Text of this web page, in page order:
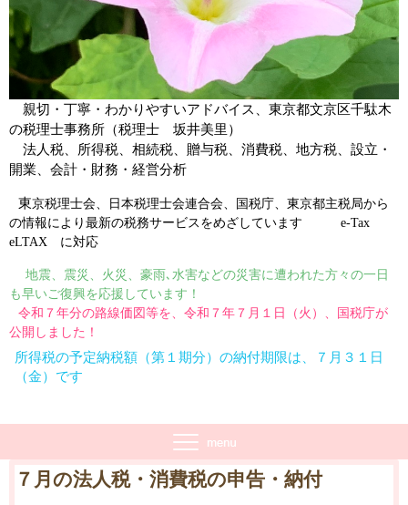
親切・丁寧・わかりやすいアドバイス、東京都文京区千駄木
の税理士事務所（税理士 坂井美里 ）
法人税、所得税、相続税、贈与税、消費税、地方税、設立・
開業、会計・財務・経営分析
東京税理士会、 日本税理士会連合会、 国税庁、 東京都主税局から
の情報により最新の税務サービスをめざしています e-Tax
eLTAX に対応
地震、震災、火災、豪雨､水害などの災害に遭われた方々の一日
も早いご復興を応援しています！
令和７年分の路線価図等を、令和７年７月１日（火）、国税庁が
公開しました！
所得税の予定納税額（第１期分）の納付期限は、７月３１日
（金）です
７月の法人税・消費税の申告・納付